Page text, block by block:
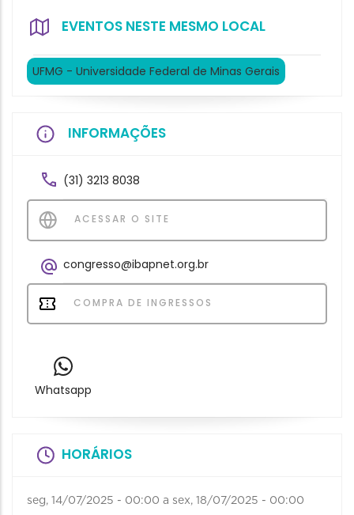
EVENTOS NESTE MESMO LOCAL
UFMG - Universidade Federal de Minas Gerais
INFORMAÇÕES
(31) 3213 8038
ACESSAR O SITE
congresso@ibapnet.org.br
COMPRA DE INGRESSOS
Whatsapp
HORÁRIOS
seg, 14/07/2025 - 00:00 a sex, 18/07/2025 - 00:00